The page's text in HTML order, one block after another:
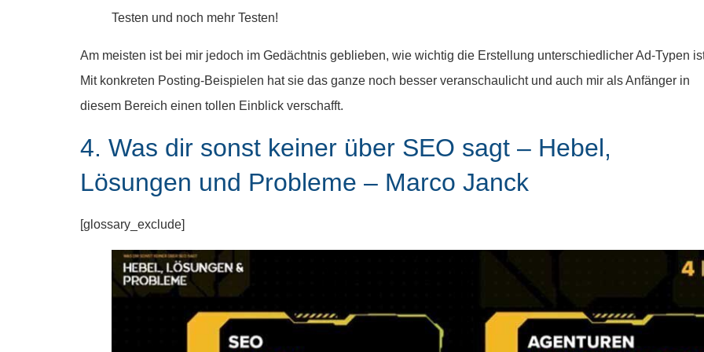
Testen und noch mehr Testen!
Am meisten ist bei mir jedoch im Gedächtnis geblieben, wie wichtig die Erstellung unterschiedlicher Ad-Typen
Mit konkreten Posting-Beispielen hat sie das ganze noch besser veranschaulicht und auch mir als Anfänger in
diesem Bereich einen tollen Einblick verschafft.
4. Was dir sonst keiner über SEO sagt – Hebel,
Lösungen und Probleme – Marco Janck
[glossary_exclude]